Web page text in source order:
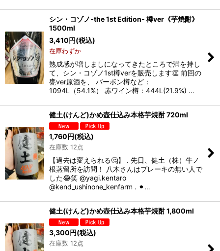
シン・コゾノ-the 1st Edition- 樽ver《芋焼酎》
1500ml
3,410円(税込)
在庫わずか
熟成感が増しましになってきたところで満を持し
て、シン・コゾノ1st樽verを販売します👏 前回の
甕ver原酒を、 バーボン樽など：
1094L（54.1%） 赤ワイン樽：444L(21.9%) …
健土(けんど)かめ壺仕込み本格芋焼酎 720ml
1,760円(税込)
在庫数 12点
【過去は変えられる🤔】 . 先日、健土（株）牛ノ
根蒸留所を訪問！ 八木さんはブレーキの無い人で
した😂笑 @yagi.kentaro
@kend_ushinone_kenfarm . ⚫︎…
健土(けんど)かめ壺仕込み本格芋焼酎 1,800ml
3,300円(税込)
在庫数 12点